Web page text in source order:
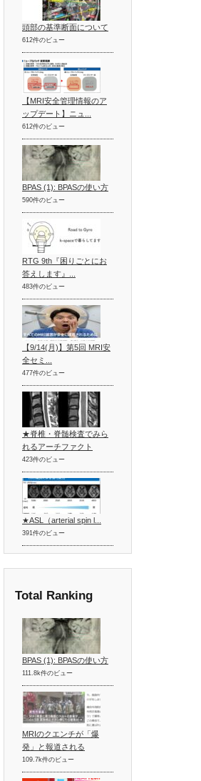
頭部の基準断面について
612件のビュー
【MRI安全管理情報のア
ップデート】ニュ...
612件のビュー
BPAS (1): BPASの使い方
590件のビュー
RTG 9th『困りごとにお
答えします』...
483件のビュー
【9/14(月)】第5回 MRI安
全セミ...
477件のビュー
★脊椎・脊髄検査でみら
れるアーチファクト
423件のビュー
★ASL（arterial spin l...
391件のビュー
Total Ranking
BPAS (1): BPASの使い方
111.8k件のビュー
MRIのクエンチが「爆
発」と報道される
109.7k件のビュー